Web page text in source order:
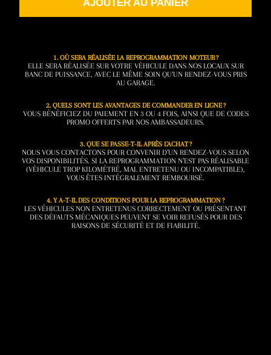
AJOUTER AU PANIER
1. OÙ SERA RÉALISÉE LA REPROGRAMMATION MOTEUR ?
ELLE SERA RÉALISÉE SUR VOTRE VÉHICULE DANS NOS LOCAUX SUR
BANC DE PUISSANCE, AVEC LE MÊME SOIN QU’UN RENDEZ-VOUS PRIS
AU GARAGE.
2. QUELS SONT LES AVANTAGES DE COMMANDER EN LIGNE ?
VOUS BÉNÉFICIEZ DU PAIEMENT EN 3 OU 4 FOIS, AINSI QUE DE CODES
PROMO OFFERTS PAR NOS AMBASSADEURS.
3. QUE SE PASSE-T-IL APRÈS L’ACHAT ?
NOUS VOUS CONTACTONS POUR CONVENIR D’UN RENDEZ-VOUS SELON
VOS DISPONIBILITÉS. SI LA REPROGRAMMATION N’EST PAS RÉALISABLE
(VÉHICULE TROP KILOMÉTRÉ, MAL ENTRETENU OU INCOMPATIBLE),
VOUS ÊTES INTÉGRALEMENT REMBOURSÉ.
4. Y A-T-IL DES CONDITIONS POUR LA REPROGRAMMATION ?
LES VÉHICULES NON ENTRETENUS CORRECTEMENT OU PRÉSENTANT
DES DÉFAUTS MÉCANIQUES PEUVENT SE VOIR REFUSÉS POUR DES
RAISONS DE SÉCURITÉ ET DE FIABILITÉ.